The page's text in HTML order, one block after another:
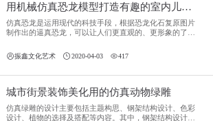
用机械仿真恐龙模型打造有趣的室内儿童乐园
仿真恐龙是运用现代的科技手段，根据恐龙化石复原图片
制作出的逼真恐龙，可以让人们更直观的、更形象的了解
振鑫文化艺术 2020-04-03 417
城市街景装饰美化用的仿真动物绿雕
仿真绿雕的设计主要包括主题构思、钢架结构设计、色彩
设计、植物的选择及搭配等内容。其中，钢架结构设计及